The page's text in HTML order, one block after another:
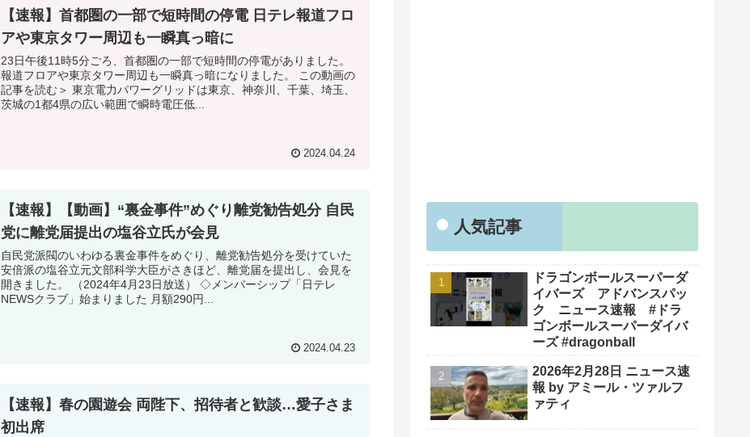
【速報】首都圏の一部で短時間の停電 日テレ報道フロ
アや東京タワー周辺も一瞬真っ暗に
23日午後11時5分ごろ、首都圏の一部で短時間の停電がありました。
報道フロアや東京タワー周辺も一瞬真っ暗になりました。 この動画の
記事を読む＞ 東京電力パワーグリッドは東京、神奈川、千葉、埼玉、
茨城の1都4県の広い範囲で瞬時電圧低...
2024.04.24
【速報】【動画】“裏金事件”めぐり離党勧告処分 自民
党に離党届提出の塩谷立氏が会見
自民党派閥のいわゆる裏金事件をめぐり、離党勧告処分を受けていた
安倍派の塩谷立元文部科学大臣がさきほど、離党届を提出し、会見を
開きました。 （2024年4月23日放送） ◇メンバーシップ「日テレ
NEWSクラブ」始まりました 月額290円...
2024.04.23
【速報】春の園遊会 両陛下、招待者と歓談…愛子さま
初出席
人気記事
ドラゴンボールスーパーダ
イバーズ アドバンスパッ
ク ニュース速報 #ドラ
ゴンボールスーパーダイバ
ーズ #dragonball
2026年2月28日 ニュース速
報 by アミール・ツァルフ
ァティ